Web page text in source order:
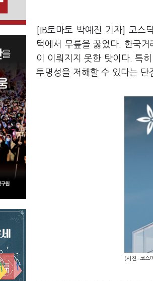
[IB토마토 박예진 기자] 코스
턱에서 무릎을 꿇었다. 한국
이 이뤄지지 못한 탓이다. 특
투명성을 저해할 수 있다는 단
(사진=코스